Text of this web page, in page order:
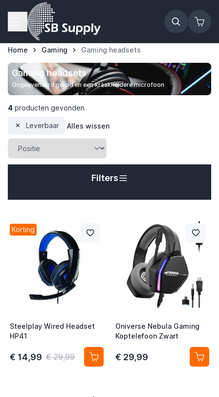
Ga naar de inhoud
Home Gaming Gaming headsets
Gaming headsets
Ongeëvenaard geluid en een kraakheldere microfoon
4 producten gevonden
Leverbaar Alles wissen
Filters
Korting
Steelplay Wired Headset
HP41
€ 14,99 € 29,99
Oniverse Nebula Gaming
Koptelefoon Zwart
€ 29,99